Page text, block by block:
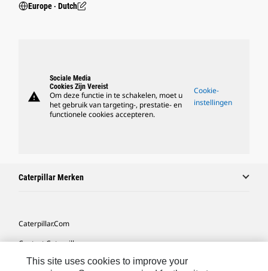
Europe ‧ Dutch
warning
Sociale Media
Cookies Zijn Vereist
Om deze functie in te schakelen, moet u
het gebruik van targeting-, prestatie- en
functionele cookies accepteren.
Cookie-
instellingen
Caterpillar Merken
Caterpillar.com
Contact Caterpillar
Mijn Marketingvoorkeuren
This site uses cookies to improve your